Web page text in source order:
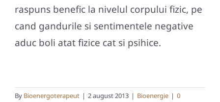
raspuns benefic la nivelul corpului fizic, pe
cand gandurile si sentimentele negative
aduc boli atat fizice cat si psihice.
By Bioenergoterapeut | 2 august 2013 | Bioenergie | 0